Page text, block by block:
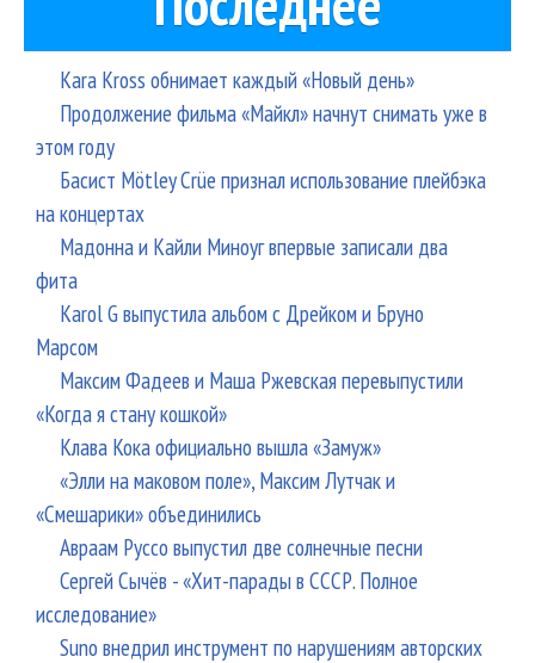
Kara Kross обнимает каждый «Новый день»
Продолжение фильма «Майкл» начнут снимать уже в
этом году
Басист Mötley Crüe признал использование плейбэка
на концертах
Мадонна и Кайли Миноуг впервые записали два
фита
Karol G выпустила альбом с Дрейком и Бруно
Марсом
Максим Фадеев и Маша Ржевская перевыпустили
«Когда я стану кошкой»
Клава Кока официально вышла «Замуж»
«Элли на маковом поле», Максим Лутчак и
«Смешарики» объединились
Авраам Руссо выпустил две солнечные песни
Сергей Сычёв - «Хит-парады в СССР. Полное
исследование»
Suno внедрил инструмент по нарушениям авторских